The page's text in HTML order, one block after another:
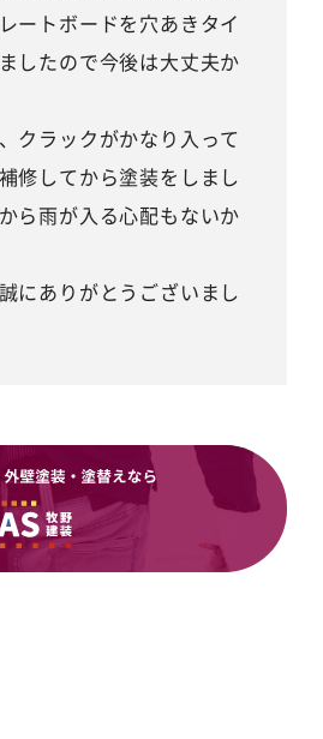
ートボードを穴あきタイ
したので今後は大丈夫か
クラックがかなり入って
修してから塗装をしまし
ら雨が入る心配もないか
にありがとうございまし